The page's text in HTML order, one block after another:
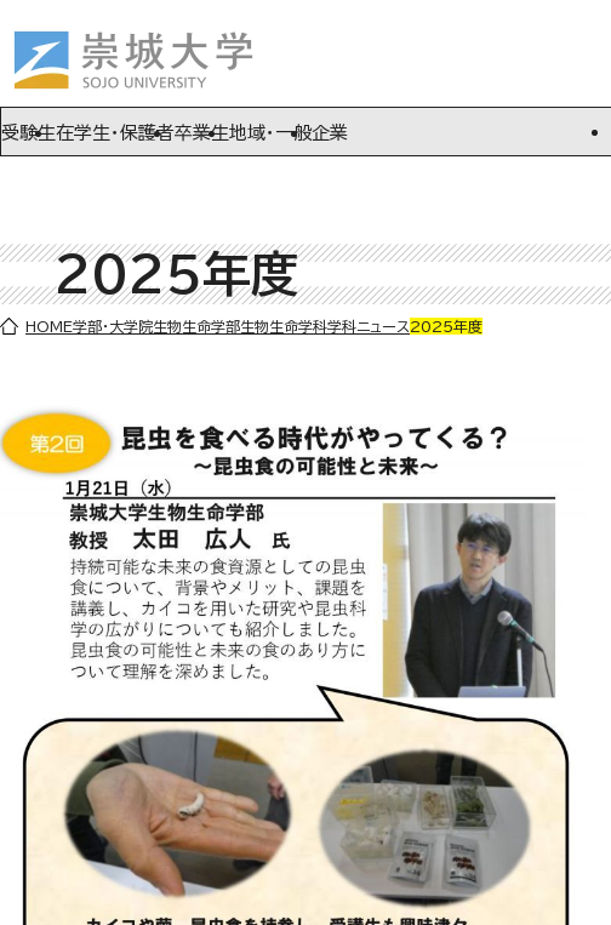
本文(c)へ
受験生在学生・保護者卒業生地域・一般企業
ここから本文です。
2025年度
HOME学部・大学院生物生命学部生物生命学科学科ニュース 2025年度